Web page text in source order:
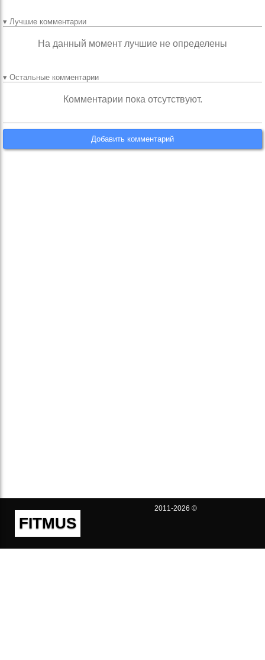
▾ Лучшие комментарии
На данный момент лучшие не определены
▾ Остальные комментарии
Комментарии пока отсутствуют.
Добавить комментарий
FITMUS
2011-2026 ©